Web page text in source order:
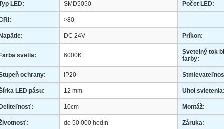
LED: SMD5050 Počet LED:
>80
Napätie: DC 24V Príkon:
Farba svetla: 6000K
Svetelný tok
farby:
ochrany: IP20
LED pásu: 12 mm Uhol
Deliteľnosť: 10cm Montáž:
do 50 000 hodín Záruka: